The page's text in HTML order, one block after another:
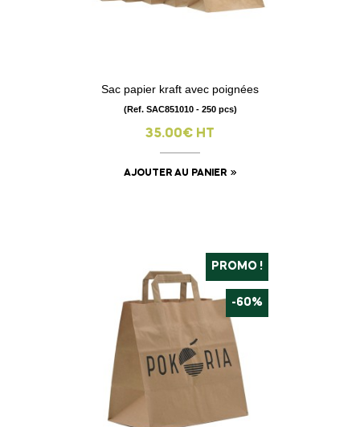
Sac papier kraft avec poignées
(Ref. SAC851010 - 250 pcs)
35.00€ HT
AJOUTER AU PANIER
PROMO !
-60%